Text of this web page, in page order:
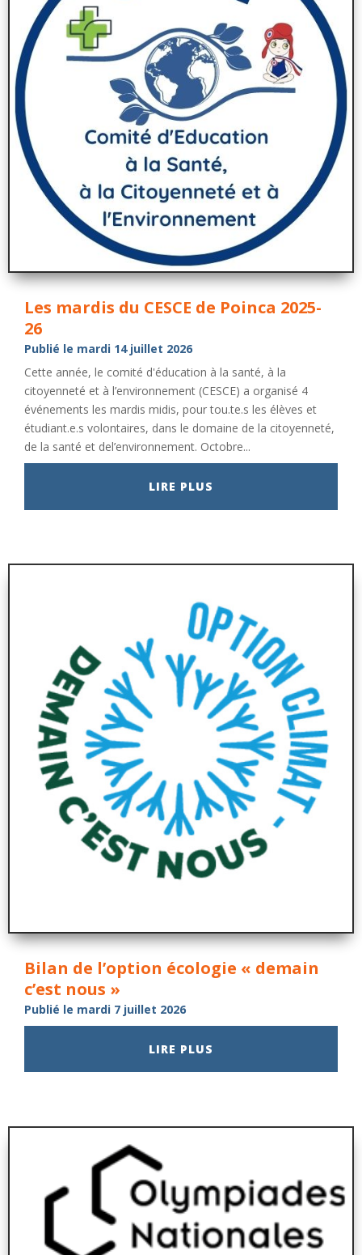
Les mardis du CESCE de Poinca 2025-
26
Publié le mardi 14 juillet 2026
Cette année, le comité d'éducation à la santé, à la
citoyenneté et à l’environnement (CESCE) a organisé 4
événements les mardis midis, pour tou.te.s les élèves et
étudiant.e.s volontaires, dans le domaine de la citoyenneté,
de la santé et del’environnement. Octobre...
LIRE PLUS
Bilan de l’option écologie « demain
c’est nous »
Publié le mardi 7 juillet 2026
LIRE PLUS